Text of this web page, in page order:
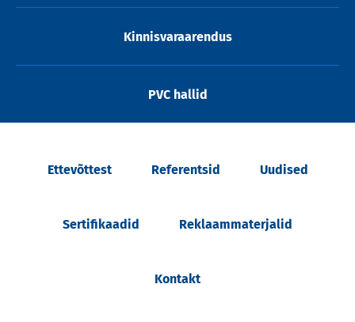
Kinnisvaraarendus
PVC hallid
Ettevõttest Referentsid Uudised
Sertifikaadid Reklaammaterjalid
Kontakt